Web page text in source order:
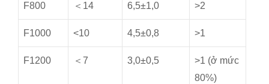
F800 ＜14 6,5±1,0 >2
F1000 <10 4,5±0,8 >1
F1200 ＜7 3,0±0,5
>1 (ở mức
80%)